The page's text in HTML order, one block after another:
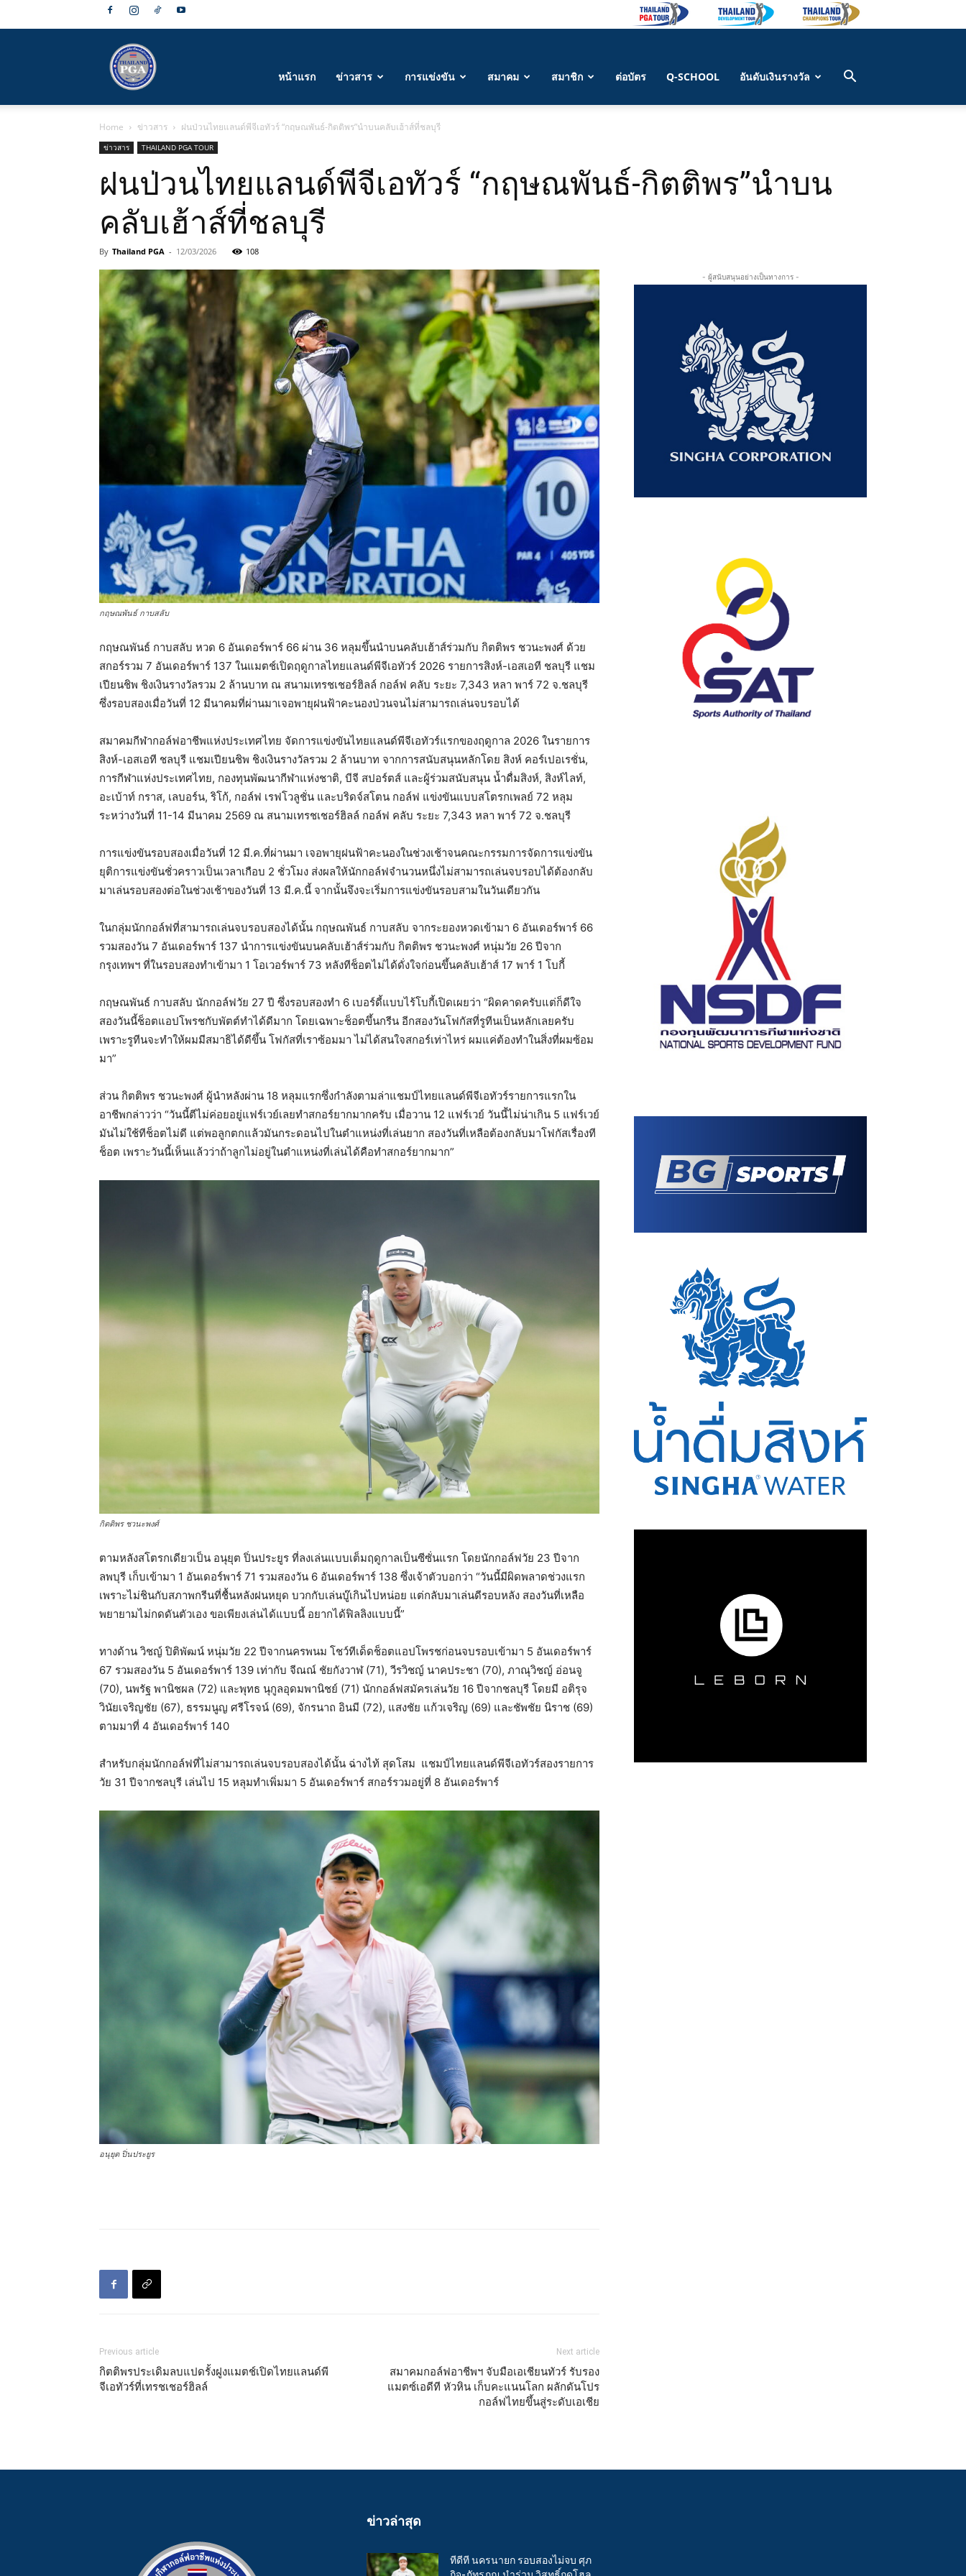
กีฬา
กอล์ฟ
อาชีพ
แห่ง
ประเทศไทย
หน้าแรก ข่าวสาร การแข่งขัน สมาคม สมาชิก ต่อบัตร Q-SCHOOL อันดับเงินรางวัล
Home ข่าวสาร ฝนป่วนไทยแลนด์พีจีเอทัวร์ “กฤษณพันธ์-กิตติพร”นำบนคลับเฮ้าส์ที่ชลบุรี
ข่าวสาร THAILAND PGA TOUR
ฝนป่วนไทยแลนด์พีจีเอทัวร์ “กฤษณพันธ์-กิตติพร”นำบน
คลับเฮ้าส์ที่ชลบุรี
By Thailand PGA - 12/03/2026 108
กฤษณพันธ์ กาบสลับ
กฤษณพันธ์ กาบสลับ หวด 6 อันเดอร์พาร์ 66 ผ่าน 36 หลุมขึ้นนำบนคลับเฮ้าส์ร่วมกับ กิตติพร ชวนะพงศ์ ด้วย
สกอร์รวม 7 อันเดอร์พาร์ 137 ในแมตช์เปิดฤดูกาลไทยแลนด์พีจีเอทัวร์ 2026 รายการสิงห์-เอสเอที ชลบุรี แชม
เปียนชิพ ชิงเงินรางวัลรวม 2 ล้านบาท ณ สนามเทรชเชอร์ฮิลล์ กอล์ฟ คลับ ระยะ 7,343 หลา พาร์ 72 จ.ชลบุรี
ซึ่งรอบสองเมื่อวันที่ 12 มีนาคมที่ผ่านมาเจอพายุฝนฟ้าคะนองป่วนจนไม่สามารถเล่นจบรอบได้
สมาคมกีฬากอล์ฟอาชีพแห่งประเทศไทย จัดการแข่งขันไทยแลนด์พีจีเอทัวร์แรกของฤดูกาล 2026 ในรายการ
สิงห์-เอสเอที ชลบุรี แชมเปียนชิพ ชิงเงินรางวัลรวม 2 ล้านบาท จากการสนับสนุนหลักโดย สิงห์ คอร์เปอเรชั่น,
การกีฬาแห่งประเทศไทย, กองทุนพัฒนากีฬาแห่งชาติ, บีจี สปอร์ตส์ และผู้ร่วมสนับสนุน น้ำดื่มสิงห์, สิงห์ไลท์,
อะเบ้าท์ กราส, เลบอร์น, ริโก้, กอล์ฟ เรฟโวลูชั่น และบริดจ์สโตน กอล์ฟ แข่งขันแบบสโตรกเพลย์ 72 หลุม
ระหว่างวันที่ 11-14 มีนาคม 2569 ณ สนามเทรชเชอร์ฮิลล์ กอล์ฟ คลับ ระยะ 7,343 หลา พาร์ 72 จ.ชลบุรี
การแข่งขันรอบสองเมื่อวันที่ 12 มี.ค.ที่ผ่านมา เจอพายุฝนฟ้าคะนองในช่วงเช้าจนคณะกรรมการจัดการแข่งขัน
ยุติการแข่งขันชั่วคราวเป็นเวลาเกือบ 2 ชั่วโมง ส่งผลให้นักกอล์ฟจำนวนหนึ่งไม่สามารถเล่นจบรอบได้ต้องกลับ
มาเล่นรอบสองต่อในช่วงเช้าของวันที่ 13 มี.ค.นี้ จากนั้นจึงจะเริ่มการแข่งขันรอบสามในวันเดียวกัน
ในกลุ่มนักกอล์ฟที่สามารถเล่นจบรอบสองได้นั้น กฤษณพันธ์ กาบสลับ จากระยองหวดเข้ามา 6 อันเดอร์พาร์ 66
รวมสองวัน 7 อันเดอร์พาร์ 137 นำการแข่งขันบนคลับเฮ้าส์ร่วมกับ กิตติพร ชวนะพงศ์ หนุ่มวัย 26 ปีจาก
กรุงเทพฯ ที่ในรอบสองทำเข้ามา 1 โอเวอร์พาร์ 73 หลังทีช็อตไม่ได้ดั่งใจก่อนขึ้นคลับเฮ้าส์ 17 พาร์ 1 โบกี้
กฤษณพันธ์ กาบสลับ นักกอล์ฟวัย 27 ปี ซึ่งรอบสองทำ 6 เบอร์ดี้แบบไร้โบกี้เปิดเผยว่า “ผิดคาดครับแต่ก็ดีใจ
สองวันนี้ช็อตแอปโพรชกับพัตต์ทำได้ดีมาก โดยเฉพาะช็อตขึ้นกรีน อีกสองวันโฟกัสที่รูทีนเป็นหลักเลยครับ
เพราะรูทีนจะทำให้ผมมีสมาธิได้ดีขึ้น โฟกัสที่เราซ้อมมา ไม่ได้สนใจสกอร์เท่าไหร่ ผมแค่ต้องทำในสิ่งที่ผมซ้อม
มา”
ส่วน กิตติพร ชวนะพงศ์ ผู้นำหลังผ่าน 18 หลุมแรกซึ่งกำลังตามล่าแชมป์ไทยแลนด์พีจีเอทัวร์รายการแรกใน
อาชีพกล่าวว่า “วันนี้ตีไม่ค่อยอยู่แฟร์เวย์เลยทำสกอร์ยากมากครับ เมื่อวาน 12 แฟร์เวย์ วันนี้ไม่น่าเกิน 5 แฟร์เวย์
มันไม่ใช้ทีช็อตไม่ดี แต่พอลูกตกแล้วมันกระดอนไปในตำแหน่งที่เล่นยาก สองวันที่เหลือต้องกลับมาโฟกัสเรื่องที
ช็อต เพราะวันนี้เห็นแล้วว่าถ้าลูกไม่อยู่ในตำแหน่งที่เล่นได้คือทำสกอร์ยากมาก”
กิตติพร ชวนะพงศ์
ตามหลังสโตรกเดียวเป็น อนุยุต ปิ่นประยูร ที่ลงเล่นแบบเต็มฤดูกาลเป็นซีซั่นแรก โดยนักกอล์ฟวัย 23 ปีจาก
ลพบุรี เก็บเข้ามา 1 อันเดอร์พาร์ 71 รวมสองวัน 6 อันเดอร์พาร์ 138 ซึ่งเจ้าตัวบอกว่า “วันนี้มีผิดพลาดช่วงแรก
เพราะไม่ชินกับสภาพกรีนที่ชื้นหลังฝนหยุด บวกกับเล่นบู๊เกินไปหน่อย แต่กลับมาเล่นดีรอบหลัง สองวันที่เหลือ
พยายามไม่กดดันตัวเอง ขอเพียงเล่นได้แบบนี้ อยากได้ฟิลลิงแบบนี้”
ทางด้าน วิชญ์ ปิติพัฒน์ หนุ่มวัย 22 ปีจากนครพนม โชว์ทีเด็ดช็อตแอปโพรชก่อนจบรอบเข้ามา 5 อันเดอร์พาร์
67 รวมสองวัน 5 อันเดอร์พาร์ 139 เท่ากับ จีณณ์ ชัยกังวาฬ (71), วีรวิชญ์ นาคประชา (70), ภาณุวิชญ์ อ่อนจู
(70), นพรัฐ พานิชผล (72) และพุทธ นุกูลอุดมพานิชย์ (71) นักกอล์ฟสมัครเล่นวัย 16 ปีจากชลบุรี โดยมี อติรุจ
วินัยเจริญชัย (67), ธรรมนูญ ศรีโรจน์ (69), จักรนาถ อินมี (72), แสงชัย แก้วเจริญ (69) และชัพชัย นิราช (69)
ตามมาที่ 4 อันเดอร์พาร์ 140
สำหรับกลุ่มนักกอล์ฟที่ไม่สามารถเล่นจบรอบสองได้นั้น ฉ่างไท้ สุดโสม แชมป์ไทยแลนด์พีจีเอทัวร์สองรายการ
วัย 31 ปีจากชลบุรี เล่นไป 15 หลุมทำเพิ่มมา 5 อันเดอร์พาร์ สกอร์รวมอยู่ที่ 8 อันเดอร์พาร์
อนุยุต ปิ่นประยูร
Previous article
กิตติพรประเดิมลบแปดรั้งฝูงแมตช์เปิดไทยแลนด์พี
จีเอทัวร์ที่เทรชเชอร์ฮิลล์
Next article
สมาคมกอล์ฟอาชีพฯ จับมือเอเชียนทัวร์ รับรอง
แมตซ์เอดีที หัวหิน เก็บคะแนนโลก ผลักดันโปร
กอล์ฟไทยขึ้นสู่ระดับเอเชีย
- ผู้สนับสนุนอย่างเป็นทางการ -
ข่าวล่าสุด
ทีดีที นครนายก รอบสองไม่จบ ศุภ